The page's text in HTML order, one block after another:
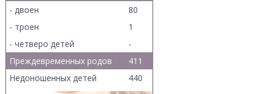
- двоен
80
- троен
1
- четверо детей
-
Преждевременных родов
411
Недоношенных детей
440